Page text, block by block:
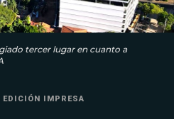
tercer lugar en cuanto a
EDICIÓN IMPRESA